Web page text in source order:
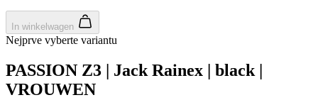
In winkelwagen
Nejprve vyberte variantu
PASSION Z3 | Jack Rainex | black |
VROUWEN